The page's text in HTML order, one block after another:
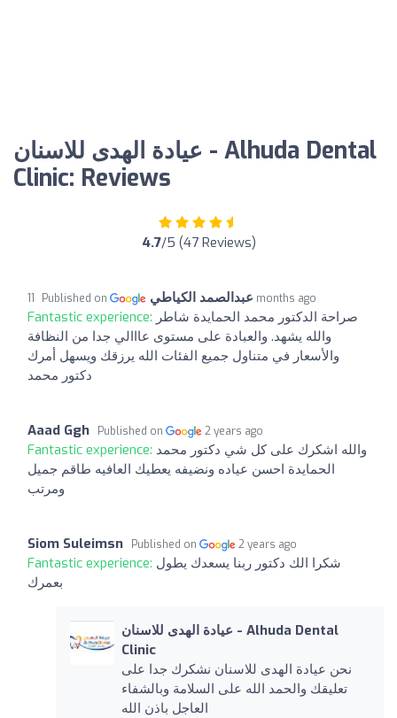
عيادة الهدى للاسنان - Alhuda Dental
Clinic: Reviews
4.7/5 (47 Reviews)
عبدالصمد الكياطي Published on 11 months ago
Fantastic experience: صراحة الدكتور محمد الحمايدة شاطر
والله يشهد. والعبادة على مستوى عااالي جدا من النظافة
والأسعار في متناول جميع الفئات الله يرزقك ويسهل أمرك
دكتور محمد
Aaad Ggh Published on 2 years ago
Fantastic experience: والله اشكرك على كل شي دكتور محمد
الحمايدة احسن عياده ونضيفه يعطيك العافيه طاقم جميل
ومرتب
Siom Suleimsn Published on 2 years ago
Fantastic experience: شكرا الك دكتور ربنا يسعدك يطول
بعمرك
عيادة الهدى للاسنان - Alhuda Dental
Clinic
نحن عيادة الهدى للاسنان نشكرك جدا على
تعليقك والحمد الله على السلامة وبالشفاء
العاجل باذن الله